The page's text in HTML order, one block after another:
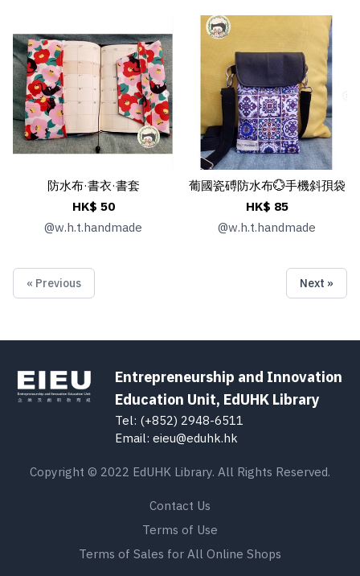
防水布·書衣·書套
HK$ 50
@w.h.t.handmade
葡國瓷磗防水布💮手機斜孭袋
HK$ 85
@w.h.t.handmade
« Previous Next »
Entrepreneurship and Innovation
Education Unit, EdUHK Library
Tel: (+852) 2948-6511
Email: eieu@eduhk.hk
Copyright © 2022 EdUHK Library. All Rights Reserved.
Contact Us
Terms of Use
Terms of Sales for All Online Shops